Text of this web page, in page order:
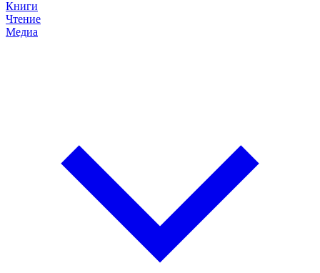
Книги
Чтение
Медиа